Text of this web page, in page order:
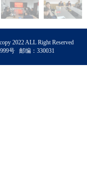
2022 ALL Right Reserved
号 邮编：330031